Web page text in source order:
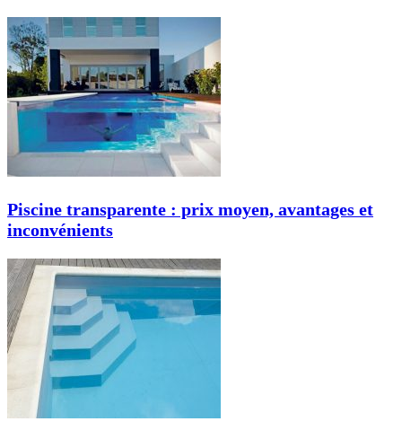
Piscine transparente : prix moyen, avantages et
inconvénients